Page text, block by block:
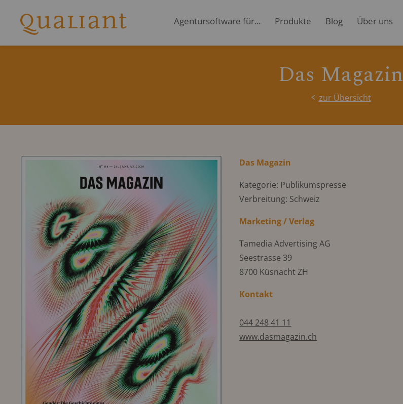
Agentursoftware für... Produkte Blog Über uns
Das Magazin
zur Übersicht
Das Magazin
Kategorie: Publikumspresse
Verbreitung: Schweiz
Marketing / Verlag
Tamedia Advertising AG
Seestrasse 39
8700 Küsnacht ZH
Kontakt
044 248 41 11
www.dasmagazin.ch